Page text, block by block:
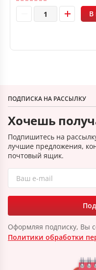
В
ПОДПИСКА НА РАССЫЛКУ
Хочешь
Подпишитесь на
лучшие предложения,
почтовый ящик.
Оформляя подписку, Вы
Политики обработки